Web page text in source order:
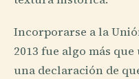
Incorporarse a la
2013 fue algo más
una declaración de